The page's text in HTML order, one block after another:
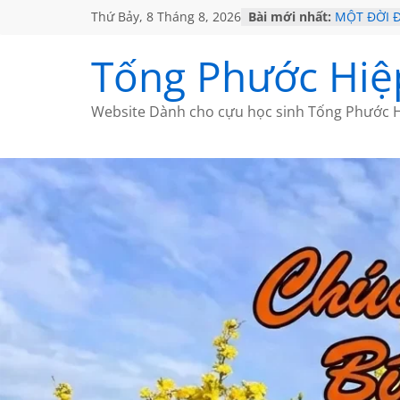
Thứ Bảy, 8 Tháng 8, 2026 Bài mới nhất: MỘT ĐỜI
CHÙM
GIÃ TỪ ĐÀ
HỌC SỬ
Tống Phước
Website Dành cho cựu học sinh Tống Phước